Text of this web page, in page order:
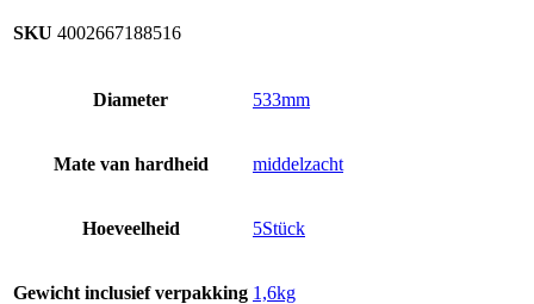
SKU 4002667188516
Diameter 533mm
Mate van hardheid middelzacht
Hoeveelheid 5Stück
Gewicht inclusief verpakking 1,6kg